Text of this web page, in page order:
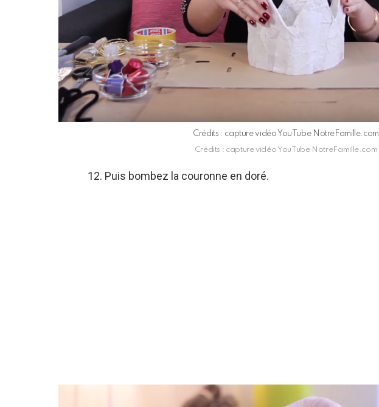
Crédits : capture vidéo YouTube NotreFamille.com
Crédits : capture vidéo YouTube NotreFamille.com
12. Puis bombez la couronne en doré.